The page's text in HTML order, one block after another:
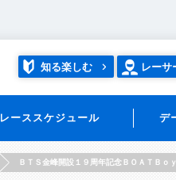
知る楽しむ レーサ
レーススケジュール デ
ＢＴＳ金峰開設１９周年記念ＢＯＡＴＢｏ